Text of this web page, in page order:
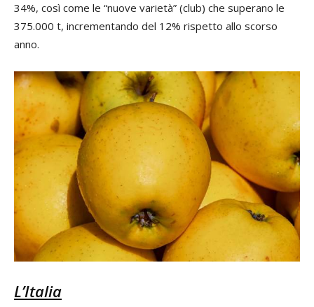
34%, così come le “nuove varietà” (club) che superano le
375.000 t, incrementando del 12% rispetto allo scorso
anno.
L’Italia